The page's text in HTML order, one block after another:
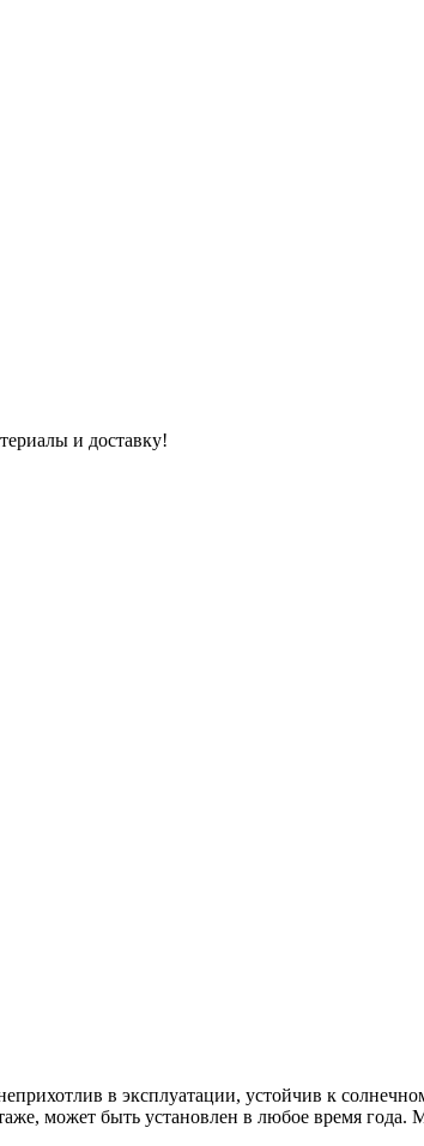
и доставку!
в эксплуатации, устойчив к
может быть установлен в любое время года.